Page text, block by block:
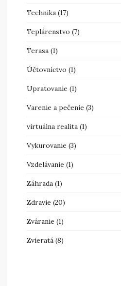
Technika (17)
Teplárenstvo (7)
Terasa (1)
Účtovníctvo (1)
Upratovanie (1)
Varenie a pečenie (3)
virtuálna realita (1)
Vykurovanie (3)
Vzdelávanie (1)
Záhrada (1)
Zdravie (20)
Zváranie (1)
Zvieratá (8)